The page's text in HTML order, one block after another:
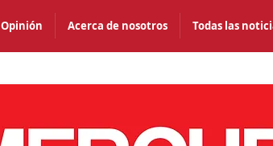
Opinión Acerca de nosotros Todas las